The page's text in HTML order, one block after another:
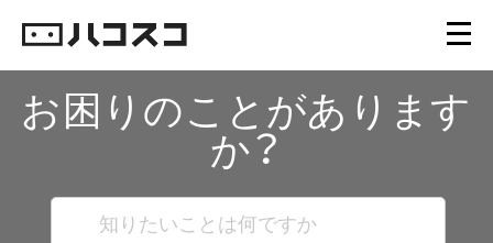
お困りのことがあります
か？